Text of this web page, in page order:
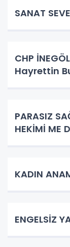
CHP
Hayrettin
PARASIZ
HEKİMİ ME
KADIN